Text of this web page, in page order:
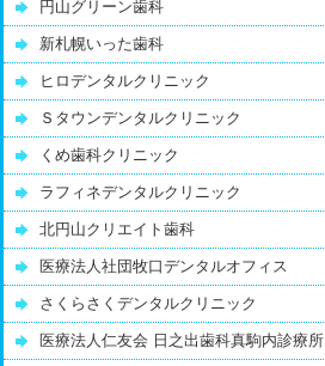
円山グリーン歯科
新札幌いった歯科
ヒロデンタルクリニック
Ｓタウンデンタルクリニック
くめ歯科クリニック
ラフィネデンタルクリニック
北円山クリエイト歯科
医療法人社団牧口デンタルオフィス
さくらさくデンタルクリニック
医療法人仁友会 日之出歯科真駒内診療所